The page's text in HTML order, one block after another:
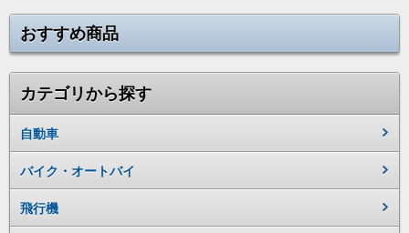
おすすめ商品
カテゴリから探す
自動車
バイク・オートバイ
飛行機